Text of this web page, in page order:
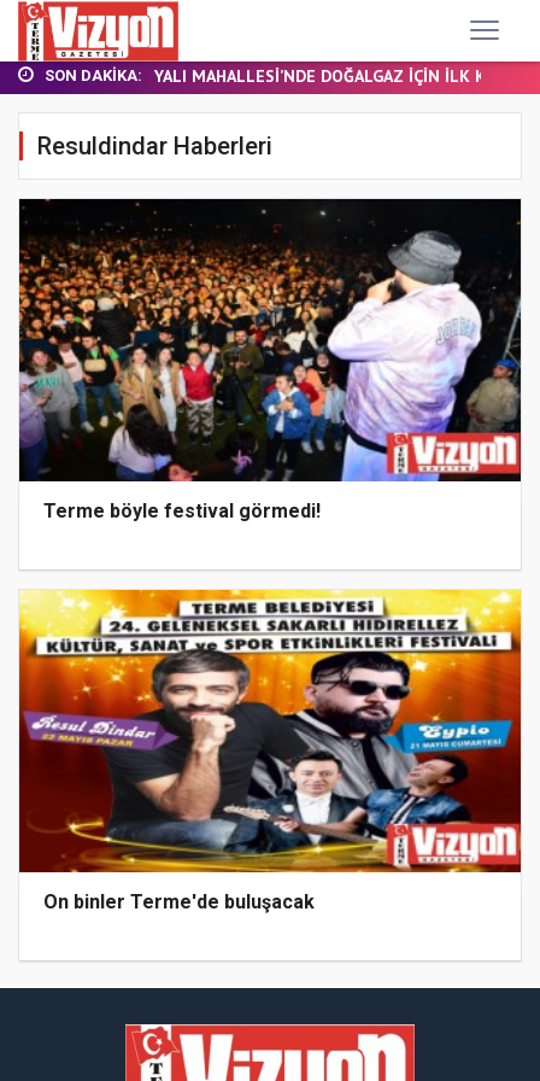
SON DAKIKA:
TERME MHP’DE KONGRE HEYECANI
YALI MAHALLESİ’NDE DOĞALGAZ İÇİN İLK KAZ...
BAŞKAN ŞENOL KUL: “TERME'DE YOL YATIRIML...
YALI MAHALLESİ’NDE DOĞALGAZ İÇİN İLK KAZ...
Resuldindar Haberleri
Terme böyle festival görmedi!
On binler Terme'de buluşacak